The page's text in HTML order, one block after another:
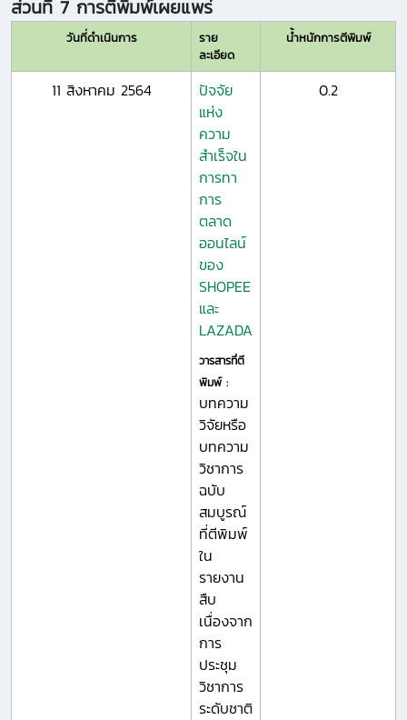
ส่วนที่ 7 การตีพิมพ์เผยแพร่
วันที่ดำเนินการ
ราย
ละเอียด
น้ำหนักการตีพิมพ์
11 สิงหาคม 2564
ปัจจัย
แห่ง
ความ
สำเร็จใน
การทา
การ
ตลาด
ออนไลน์
ของ
SHOPEE
และ
LAZADA
วารสารที่ตี
พิมพ์ :
บทความ
วิจัยหรือ
บทความ
วิชาการ
ฉบับ
สมบูรณ์
ที่ตีพิมพ์
ใน
รายงาน
สืบ
เนื่องจาก
การ
ประชุม
วิชาการ
ระดับชาติ
0.2